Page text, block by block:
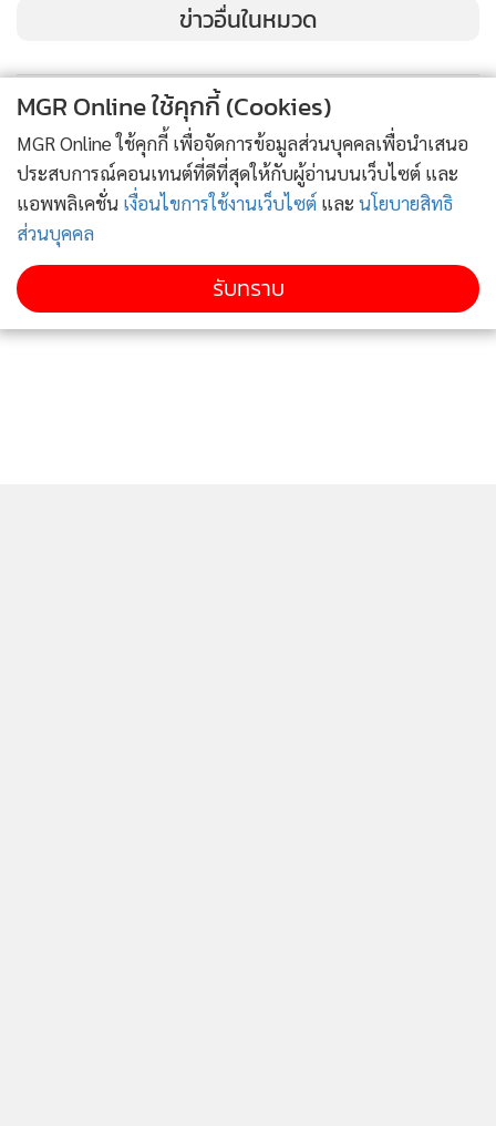
ข่าวอื่นในหมวด
MGR Online ใช้คุกกี้ (Cookies)
MGR Online ใช้คุกกี้ เพื่อจัดการข้อมูลส่วนบุคคลเพื่อนำเสนอ
ประสบการณ์คอนเทนต์ที่ดีที่สุดให้กับผู้อ่านบนเว็บไซต์ และ
แอพพลิเคชั่น เงื่อนไขการใช้งานเว็บไซต์ และ นโยบายสิทธิ
ส่วนบุคคล
รับทราบ